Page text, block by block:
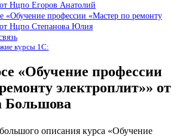
Нцпо Егоров Анатолий
«Обучение профессии «Мастер по ремонту
от Нцпо Степанова Юлия
курсы 1С:
«Обучение профессии
электроплит»» от
описания курса «Обучение